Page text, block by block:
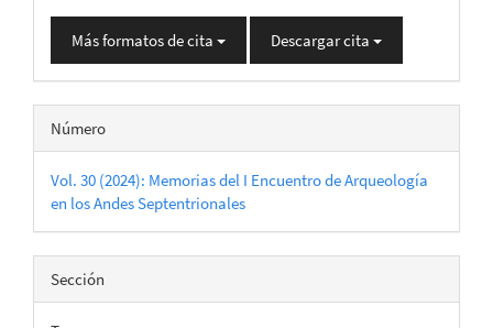
Más formatos de cita Descargar cita
Número
Vol. 30 (2024): Memorias del I Encuentro de Arqueología
en los Andes Septentrionales
Sección